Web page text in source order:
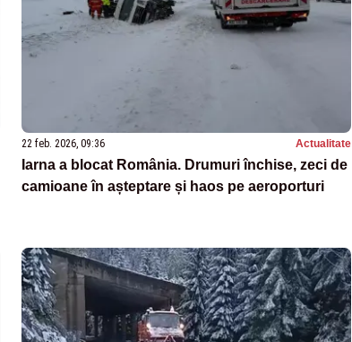
22 feb. 2026, 09:36 Actualitate
Iarna a blocat România. Drumuri închise, zeci de
camioane în așteptare și haos pe aeroporturi